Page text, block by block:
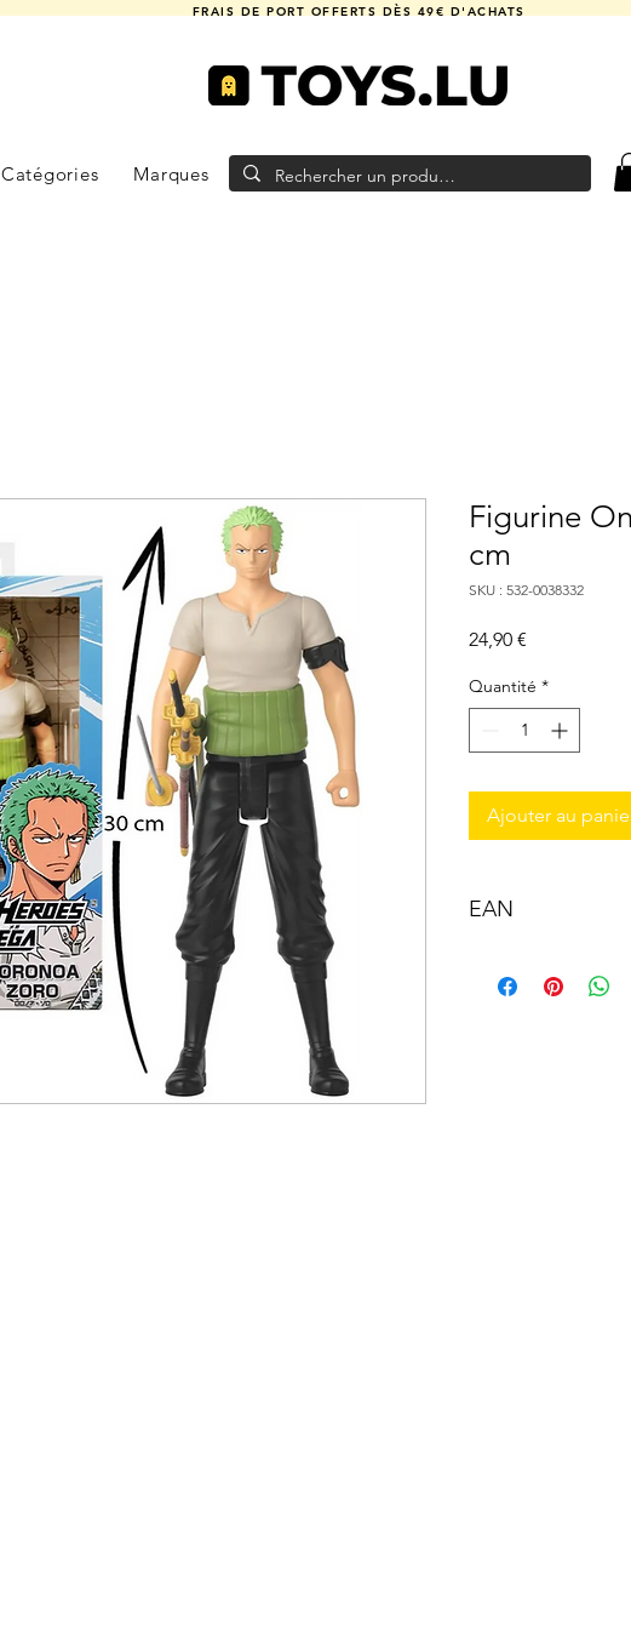
FRAIS DE PORT OFFERTS DÈS 49€ D'ACHATS
Catégories Marques
Figurine
cm
SKU : 532-0038332
24,90 €
Quantité *
Ajouter au
EAN